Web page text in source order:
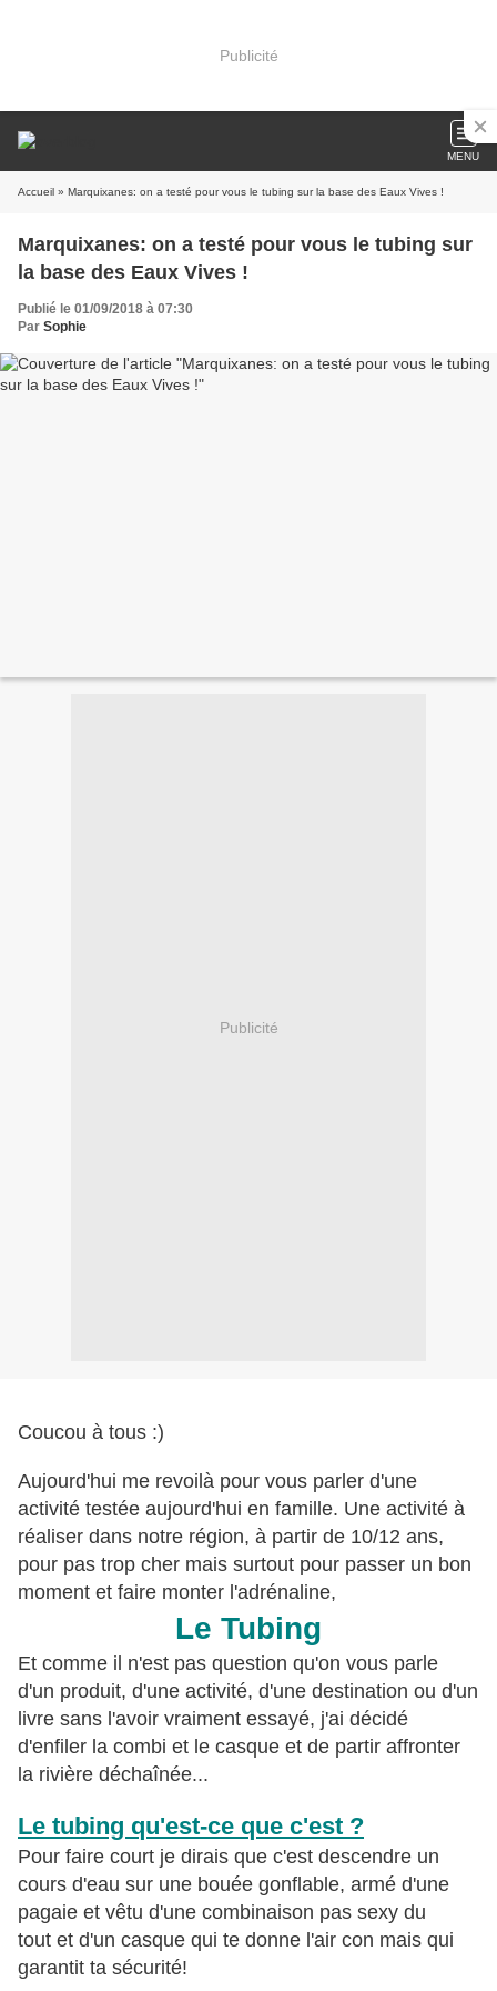
Publicité
MENU
Accueil » Marquixanes: on a testé pour vous le tubing sur la base des Eaux Vives !
Marquixanes: on a testé pour vous le tubing sur
la base des Eaux Vives !
Publié le 01/09/2018 à 07:30
Par Sophie
Publicité
Coucou à tous :)
Aujourd'hui me revoilà pour vous parler d'une
activité testée aujourd'hui en famille. Une activité à
réaliser dans notre région, à partir de 10/12 ans,
pour pas trop cher mais surtout pour passer un bon
moment et faire monter l'adrénaline,
Le Tubing
Et comme il n'est pas question qu'on vous parle
d'un produit, d'une activité, d'une destination ou d'un
livre sans l'avoir vraiment essayé, j'ai décidé
d'enfiler la combi et le casque et de partir affronter
la rivière déchaînée...
Le tubing qu'est-ce que c'est ?
Pour faire court je dirais que c'est descendre un
cours d'eau sur une bouée gonflable, armé d'une
pagaie et vêtu d'une combinaison pas sexy du
tout et d'un casque qui te donne l'air con mais qui
garantit ta sécurité!